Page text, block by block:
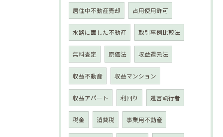
居住中不動産売却 占用使用許可
水路に面した不動産 取引事例比較法
無料査定 原価法 収益還元法
収益不動産 収益マンション
収益アパート 利回り 遺言執行者
税金 消費税 事業用不動産